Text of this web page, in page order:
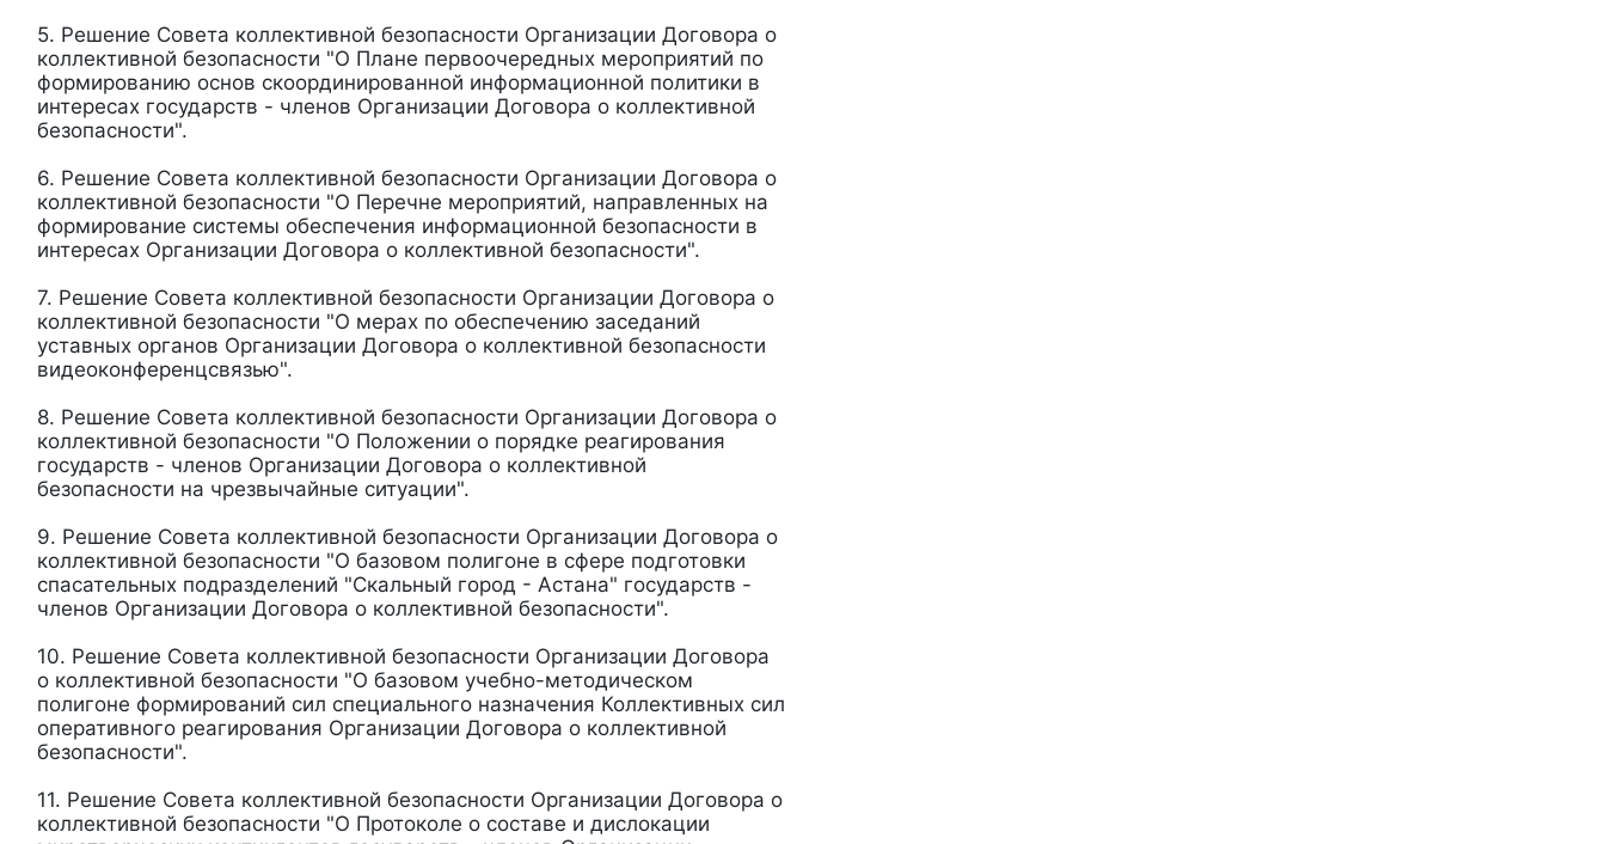
5. Решение Совета коллективной безопасности Организации Договора о
коллективной безопасности "О Плане первоочередных мероприятий по
формированию основ скоординированной информационной политики в
интересах государств - членов Организации Договора о коллективной
безопасности".
6. Решение Совета коллективной безопасности Организации Договора о
коллективной безопасности "О Перечне мероприятий, направленных на
формирование системы обеспечения информационной безопасности в
интересах Организации Договора о коллективной безопасности".
7. Решение Совета коллективной безопасности Организации Договора о
коллективной безопасности "О мерах по обеспечению заседаний
уставных органов Организации Договора о коллективной безопасности
видеоконференцсвязью".
8. Решение Совета коллективной безопасности Организации Договора о
коллективной безопасности "О Положении о порядке реагирования
государств - членов Организации Договора о коллективной
безопасности на чрезвычайные ситуации".
9. Решение Совета коллективной безопасности Организации Договора о
коллективной безопасности "О базовом полигоне в сфере подготовки
спасательных подразделений "Скальный город - Астана" государств -
членов Организации Договора о коллективной безопасности".
10. Решение Совета коллективной безопасности Организации Договора
о коллективной безопасности "О базовом учебно-методическом
полигоне формирований сил специального назначения Коллективных сил
оперативного реагирования Организации Договора о коллективной
безопасности".
11. Решение Совета коллективной безопасности Организации Договора о
коллективной безопасности "О Протоколе о составе и дислокации